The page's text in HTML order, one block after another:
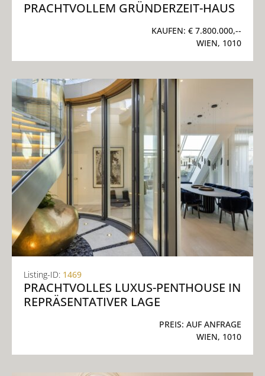
PRACHTVOLLEM GRÜNDERZEIT-HAUS
KAUFEN: € 7.800.000,--
WIEN, 1010
Listing-ID: 1469
PRACHTVOLLES LUXUS-PENTHOUSE IN
REPRÄSENTATIVER LAGE
PREIS: AUF ANFRAGE
WIEN, 1010